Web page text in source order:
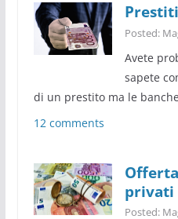
Posted:
Avete
sapete
di un prestito ma le
12 comments
privati
Posted: